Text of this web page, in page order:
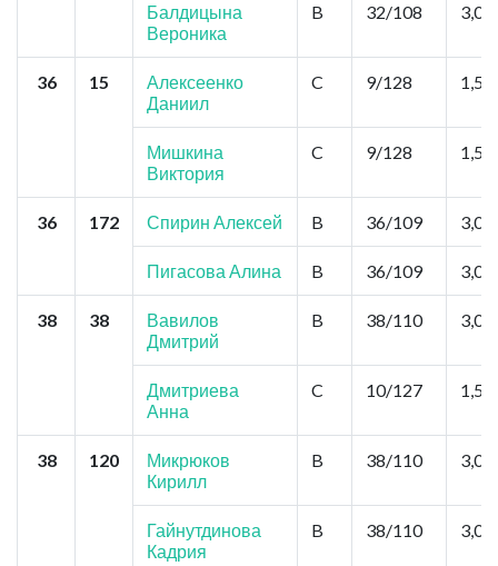
Балдицына
Вероника
B 32/108 3,0
36 15
Алексеенко
Даниил
C 9/128 1,5
Мишкина
Виктория
C 9/128 1,5
36 172 Спирин Алексей B 36/109 3,0
Пигасова Алина B 36/109 3,0
38 38
Вавилов
Дмитрий
B 38/110 3,0
Дмитриева
Анна
C 10/127 1,5
38 120
Микрюков
Кирилл
B 38/110 3,0
Гайнутдинова
Кадрия
B 38/110 3,0